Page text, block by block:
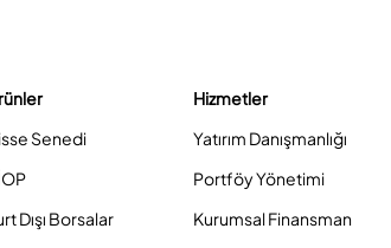
Senedi
Dışı Borsalar
Hizmetler
Yatırım Danışmanlığı
Portföy Yönetimi
Kurumsal Finansman